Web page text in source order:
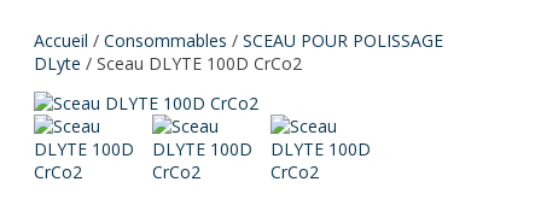
Accueil / Consommables / SCEAU POUR POLISSAGE
DLyte / Sceau DLYTE 100D CrCo2